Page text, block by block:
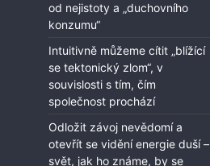
od nejistoty a „duchovního
konzumu“
Intuitivně můžeme cítit „blížící
se tektonický zlom“, v
souvislosti s tím, čím
společnost prochází
Odložit závoj nevědomí a
otevřít se vidění energie duší –
svět, jak ho známe, by se